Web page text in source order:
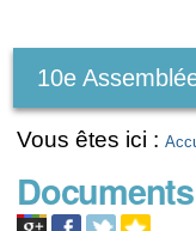
personnels
10e
Vous êtes ici :